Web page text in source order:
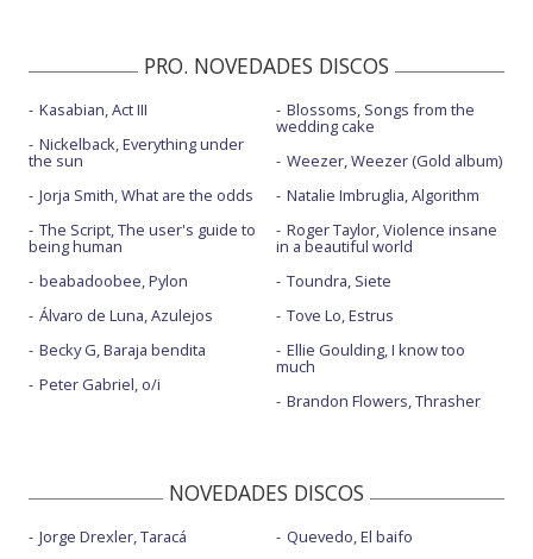
PRO. NOVEDADES DISCOS
Kasabian, Act III
Nickelback, Everything under
the sun
Jorja Smith, What are the odds
The Script, The user's guide to
being human
beabadoobee, Pylon
Álvaro de Luna, Azulejos
Becky G, Baraja bendita
Peter Gabriel, o/i
Blossoms, Songs from the
wedding cake
Weezer, Weezer (Gold album)
Natalie Imbruglia, Algorithm
Roger Taylor, Violence insane
in a beautiful world
Toundra, Siete
Tove Lo, Estrus
Ellie Goulding, I know too
much
Brandon Flowers, Thrasher
NOVEDADES DISCOS
Jorge Drexler, Taracá
Quevedo, El baifo